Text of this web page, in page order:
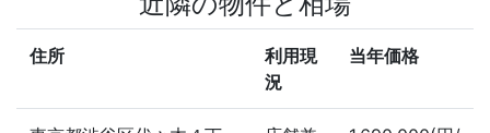
住所
利用現
況
当年価格